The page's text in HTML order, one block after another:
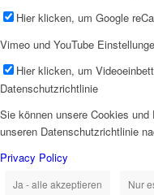
Hier klicken, um Google
Vimeo und YouTube
Hier klicken, um
Datenschutzrichtlinie
Sie können unsere Cookies
unseren Datenschutzrichtlinie
Privacy Policy
Ja - alle akzeptieren Nur